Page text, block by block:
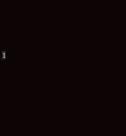
1